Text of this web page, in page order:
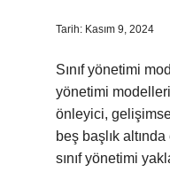
Tarih: Kasım 9, 2024
Sınıf yönetimi
yönetimi
önleyici,
beş başlık
sınıf yönetimi